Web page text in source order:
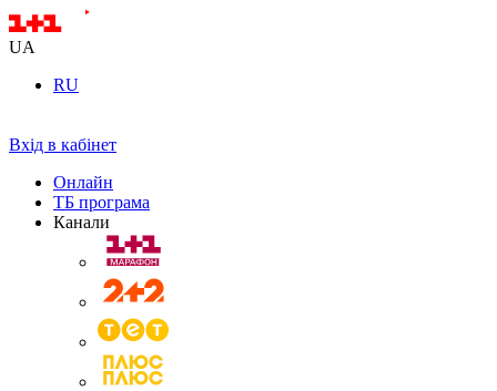
UA
RU
Вхід в кабінет
Онлайн
ТБ програма
Канали